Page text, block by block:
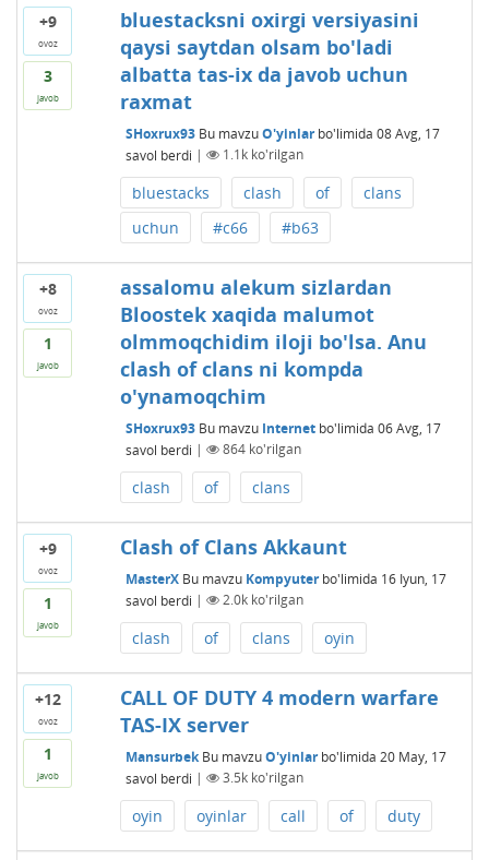
+9
ovoz
3
javob
bluestacksni oxirgi versiyasini
qaysi saytdan olsam bo'ladi
albatta tas-ix da javob uchun
raxmat
SHoxrux93 Bu mavzuO'yinlarbo'limida 08 Avg, 17
savol berdi | 1.1kko'rilgan
bluestacks clash of
clans
uchun
#c66 #b63
+8
ovoz
1
javob
assalomu alekum sizlardan
Bloostek xaqida malumot
olmmoqchidim iloji bo'lsa. Anu
clash of clans ni kompda
o'ynamoqchim
SHoxrux93 Bu mavzu Internetbo'limida 06 Avg, 17
savol berdi | 864ko'rilgan
clash of clans
+9
ovoz
1
javob
Clash of Clans Akkaunt
MasterX Bu mavzu Kompyuterbo'limida 16 Iyun, 17
savol berdi | 2.0kko'rilgan
clash of clans oyin
+12
ovoz
1
javob
CALL OF DUTY 4 modern warfare
TAS-IX server
Mansurbek Bu mavzuO'yinlarbo'limida 20 May, 17
savol berdi | 3.5kko'rilgan
oyin oyinlar call of duty